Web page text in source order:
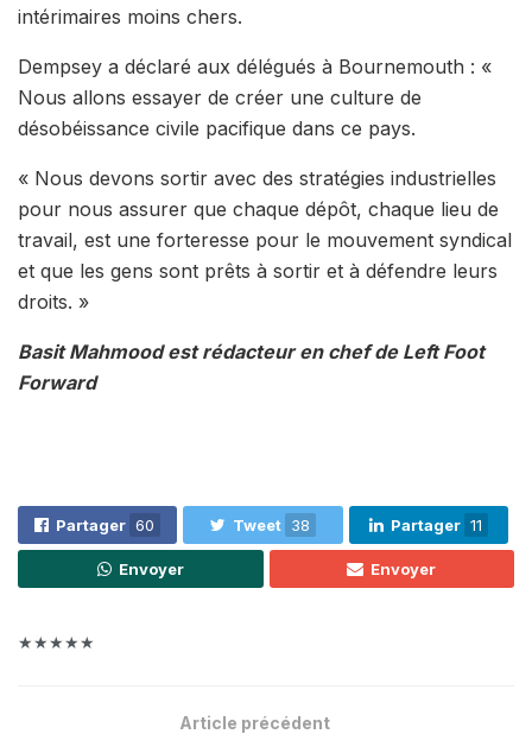
intérimaires moins chers.
Dempsey a déclaré aux délégués à Bournemouth : «
Nous allons essayer de créer une culture de
désobéissance civile pacifique dans ce pays.
« Nous devons sortir avec des stratégies industrielles
pour nous assurer que chaque dépôt, chaque lieu de
travail, est une forteresse pour le mouvement syndical
et que les gens sont prêts à sortir et à défendre leurs
droits. »
Basit Mahmood est rédacteur en chef de Left Foot
Forward
Partager 60 Tweet 38 Partager 11
Envoyer Envoyer
★★★★★
Article précédent